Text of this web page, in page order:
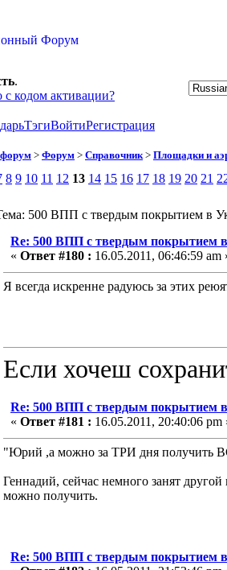
.
с кодом активации?
ТэгиВойтиРегистрация
> Форум > Справочник > Площадки и
8 9 10 11 12 13 14 15 16 17 18 19 20 21
500 ВПП с твердым покрытием в
Re: 500 ВПП с твердым покрытием
« Ответ #180 : 16.05.2011, 06:46:59 am
Я всегда искренне радуюсь за этих
Если хочеш
Re: 500 ВПП с твердым покрытием
« Ответ #181 : 16.05.2011, 20:40:06 pm
"Юрий ,а можно за ТРИ дня
Геннадий, сейчас немного занят
можно получить.
Re: 500 ВПП с твердым покрытием